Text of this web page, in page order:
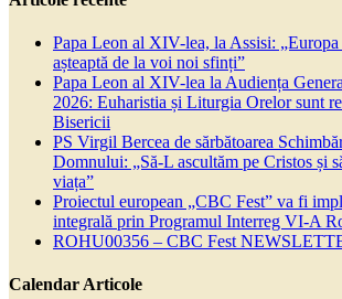
Papa Leon al XIV-lea, la Assisi:
așteaptă de la voi noi sfinți”
Papa Leon al XIV-lea la Audiența
2026: Euharistia și Liturgia Orelor sunt
Bisericii
PS Virgil Bercea de sărbătoarea
Domnului: „Să-L ascultăm pe Cristos și
viața”
Proiectul european „CBC Fest” va fi
integrală prin Programul Interreg VI-A
ROHU00356 – CBC Fest
Calendar Articole